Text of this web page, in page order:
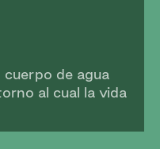
cuerpo de agua
al cual la vida